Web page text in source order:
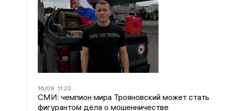
16/09 11:20
СМИ: чемпион мира Трояновский может стать
фигурантом дела о мошенничестве